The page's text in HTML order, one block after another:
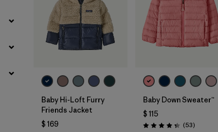
Baby Hi-Loft Furry
Friends Jacket
$ 169
Baby Down Sweater™
$ 115
Valoración: 4.4 / 5
(53)